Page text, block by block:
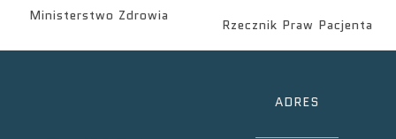
Ministerstwo Zdrowia
Rzecznik Praw Pacjenta
ADRES